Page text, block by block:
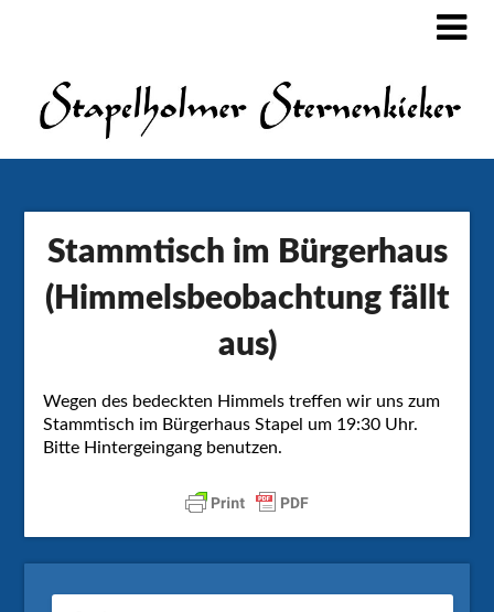
Stammtisch im Bürgerhaus
(Himmelsbeobachtung fällt
aus)
Wegen des bedeckten Himmels treffen wir uns zum
Stammtisch im Bürgerhaus Stapel um 19:30 Uhr.
Bitte Hintergeingang benutzen.
SUCHEN